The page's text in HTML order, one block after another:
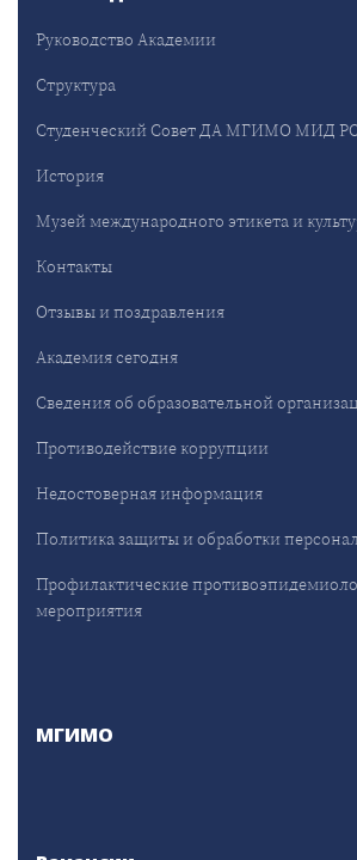
Руководство Академии
Структура
Студенческий Совет ДА МГИМО МИД
История
Музей международного этикета и
Контакты
Отзывы и поздравления
Академия сегодня
Сведения об образовательной
Противодействие коррупции
Недостоверная информация
Политика защиты и обработки
Профилактические
мероприятия
МГИМО